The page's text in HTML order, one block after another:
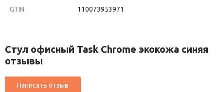
GTIN 110073953971
Стул офисный Task Chrome экокожа синяя
отзывы